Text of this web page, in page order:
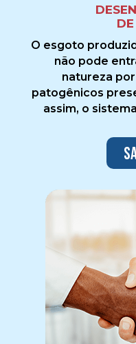
O esgoto
não pode
natureza
patogênicos
assim, o